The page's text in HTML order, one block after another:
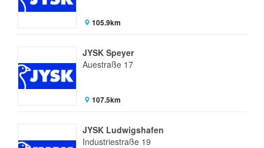
105.9km
JYSK Speyer
Auestraße 17
107.5km
JYSK Ludwigshafen
Industriestraße 19